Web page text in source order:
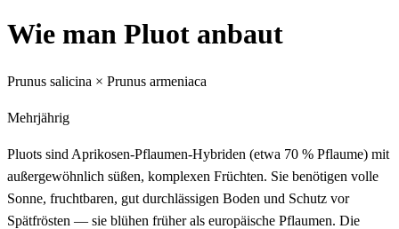
Wie man Pluot anbaut
Prunus salicina × Prunus armeniaca
Mehrjährig
Pluots sind Aprikosen-Pflaumen-Hybriden (etwa 70 % Pflaume) mit
außergewöhnlich süßen, komplexen Früchten. Sie benötigen volle
Sonne, fruchtbaren, gut durchlässigen Boden und Schutz vor
Spätfrösten — sie blühen früher als europäische Pflaumen. Die